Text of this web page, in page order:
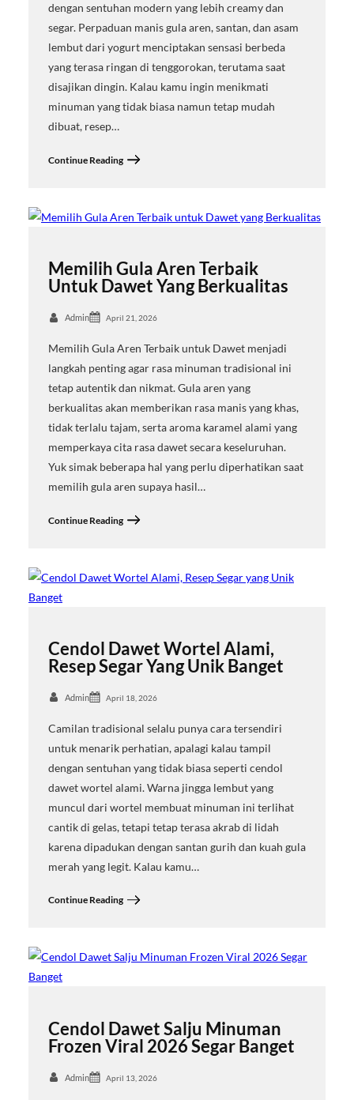
dengan sentuhan modern yang lebih creamy dan
segar. Perpaduan manis gula aren, santan, dan asam
lembut dari yogurt menciptakan sensasi berbeda
yang terasa ringan di tenggorokan, terutama saat
disajikan dingin. Kalau kamu ingin menikmati
minuman yang tidak biasa namun tetap mudah
dibuat, resep…
Continue Reading
Memilih Gula Aren Terbaik
Untuk Dawet Yang Berkualitas
Admin April 21, 2026
Memilih Gula Aren Terbaik untuk Dawet menjadi
langkah penting agar rasa minuman tradisional ini
tetap autentik dan nikmat. Gula aren yang
berkualitas akan memberikan rasa manis yang khas,
tidak terlalu tajam, serta aroma karamel alami yang
memperkaya cita rasa dawet secara keseluruhan.
Yuk simak beberapa hal yang perlu diperhatikan saat
memilih gula aren supaya hasil…
Continue Reading
Cendol Dawet Wortel Alami,
Resep Segar Yang Unik Banget
Admin April 18, 2026
Camilan tradisional selalu punya cara tersendiri
untuk menarik perhatian, apalagi kalau tampil
dengan sentuhan yang tidak biasa seperti cendol
dawet wortel alami. Warna jingga lembut yang
muncul dari wortel membuat minuman ini terlihat
cantik di gelas, tetapi tetap terasa akrab di lidah
karena dipadukan dengan santan gurih dan kuah gula
merah yang legit. Kalau kamu…
Continue Reading
Cendol Dawet Salju Minuman
Frozen Viral 2026 Segar Banget
Admin April 13, 2026